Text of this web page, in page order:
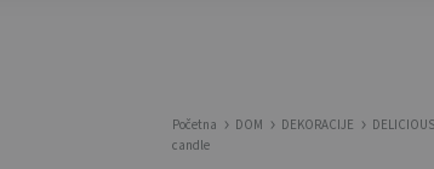
Početna DOM DEKORACIJE
candle